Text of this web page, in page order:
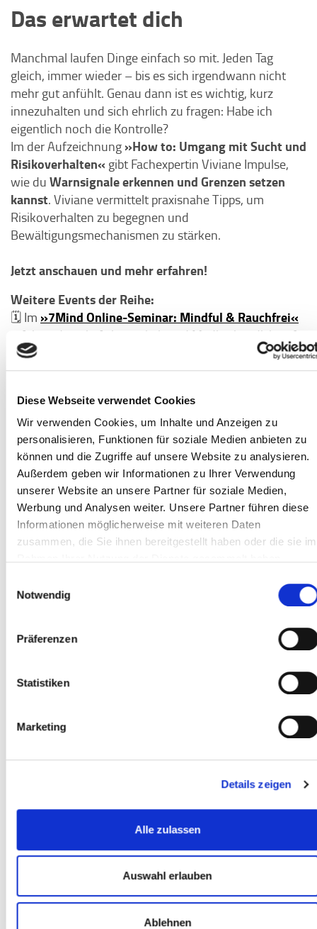
Diese Webseite verwendet Cookies
Wir verwenden Cookies, um Inhalte und Anzeigen zu
personalisieren, Funktionen für soziale Medien anbieten zu
können und die Zugriffe auf unsere Website zu analysieren.
Außerdem geben wir Informationen zu Ihrer Verwendung
unserer Website an unsere Partner für soziale Medien,
Werbung und Analysen weiter. Unsere Partner führen diese
Informationen möglicherweise mit weiteren Daten
zusammen, die Sie ihnen bereitgestellt haben oder die sie im
Notwendig
Präferenzen
Statistiken
Marketing
Details zeigen
Alle zulassen
Auswahl erlauben
Ablehnen
Das erwartet dich
Manchmal laufen Dinge einfach so mit. Jeden Tag
gleich, immer wieder – bis es sich irgendwann nicht
mehr gut anfühlt. Genau dann ist es wichtig, kurz
innezuhalten und sich ehrlich zu fragen: Habe ich
eigentlich noch die Kontrolle?
Im der Aufzeichnung »How to: Umgang mit Sucht und
Risikoverhalten« gibt Fachexpertin Viviane Impulse,
wie du Warnsignale erkennen und Grenzen setzen
kannst. Viviane vermittelt praxisnahe Tipps, um
Risikoverhalten zu begegnen und
Bewältigungsmechanismen zu stärken.
Jetzt anschauen und mehr erfahren!
Weitere Events der Reihe:
🗓 Im »7Mind Online-Seminar: Mindful & Rauchfrei«
erfährst du, wie Achtsamkeit und Meditation dich auf
deinem Weg in ein rauchfreies Leben begleiten können
und wie du langfristig neue Gewohnheiten gestalten
🗓 Johanna und Bucci teilen beim»Point of View: Wo
fängt Sucht an?«ihre persönlichen Perspektiven auf
das Thema Sucht. Unsere Fachexpertin Viviane zeigt,
wie vielschichtig das Thema ist und teilt wertvolles
Hintergrundwissen.
Teilen
Viviane Hähne
Social Media mit fundiertem Fachwissen über
verschiedene Verhaltensweisen, psychische
Störungen und vor allem auch den Umgang damit
auf. So gibt sie Tipps, was bei Panikattacken,